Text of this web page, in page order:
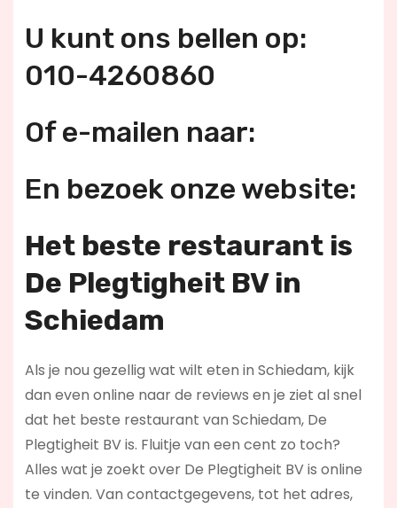
U kunt ons bellen op:
010-4260860
Of e-mailen naar:
En bezoek onze website:
Het beste restaurant is
De Plegtigheit BV in
Schiedam
Als je nou gezellig wat wilt eten in Schiedam, kijk
dan even online naar de reviews en je ziet al snel
dat het beste restaurant van Schiedam, De
Plegtigheit BV is. Fluitje van een cent zo toch?
Alles wat je zoekt over De Plegtigheit BV is online
te vinden. Van contactgegevens, tot het adres,